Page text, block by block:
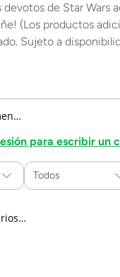
de Star Wars
(Los productos
Sujeto a
para escribir un
Todos